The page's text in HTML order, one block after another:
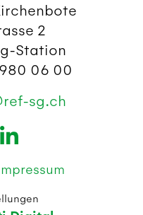
2
Station
06 00
sg.ch